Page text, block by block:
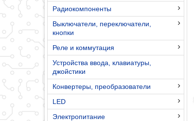
Радиокомпоненты
Выключатели, переключатели,
кнопки
Реле и коммутация
Устройства ввода, клавиатуры,
джойстики
Конвертеры, преобразователи
LED
Электропитание